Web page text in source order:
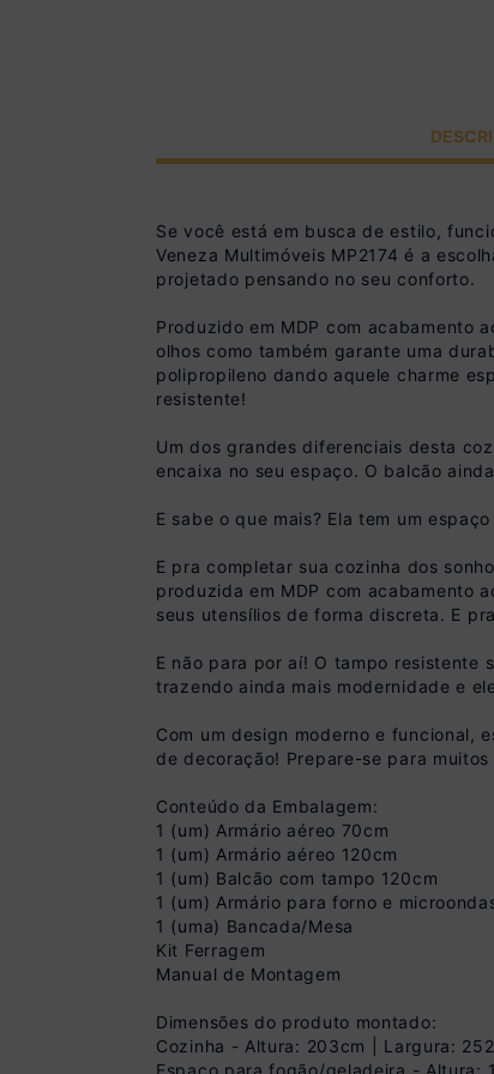
R$
(10% de
Se você está em busca de estilo,
Veneza Multimóveis MP2174 é a
projetado pensando no seu conforto.
Produzido em MDP com acabamento
olhos como também garante uma
polipropileno dando aquele charme
resistente!
Um dos grandes diferenciais desta
encaixa no seu espaço. O balcão
E sabe o que mais? Ela tem um
E pra completar sua cozinha dos
produzida em MDP com acabamento
seus utensílios de forma discreta. E
E não para por aí! O tampo resistente
trazendo ainda mais modernidade e
Com um design moderno e funcional,
de decoração! Prepare-se para muitos
Conteúdo da Embalagem:
1 (um) Armário aéreo 70cm
1 (um) Armário aéreo 120cm
1 (um) Balcão com tampo 120cm
1 (um) Armário para forno e
1 (uma) Bancada/Mesa
Kit Ferragem
Manual de Montagem
Dimensões do produto montado:
Cozinha - Altura: 203cm | Largura: